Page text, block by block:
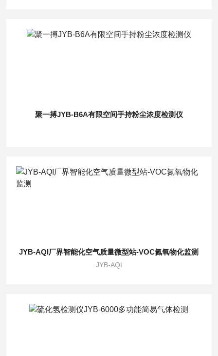
聚一搏JYB-B6A有限空间手持粉尘浓度检测仪
JYB-AQI厂界智能化空气质量微型站-VOC氮氧物化监测
JYB-AQI